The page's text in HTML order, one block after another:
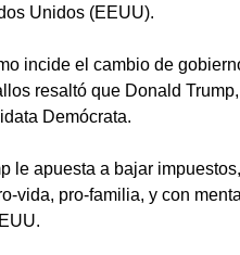
Unidos (EEUU).
incide el cambio de
resaltó que Donald
Demócrata.
le apuesta a bajar
vida, pro-familia, y con